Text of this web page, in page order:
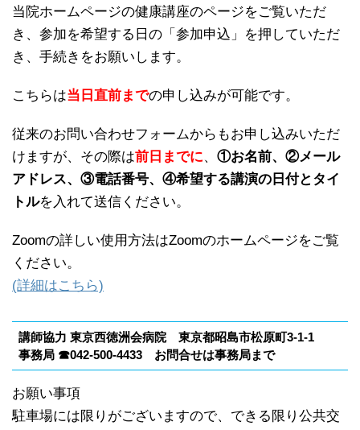
当院ホームページの健康講座のページをご覧いただ
き、参加を希望する日の「参加申込」を押していただ
き、手続きをお願いします。
こちらは当日直前までの申し込みが可能です。
従来のお問い合わせフォームからもお申し込みいただ
けますが、その際は前日までに、 ①お名前、②メール
アドレス、③電話番号、④希望する講演の日付とタイ
トルを入れて送信ください。
Zoomの詳しい使用方法はZoomのホームページをご覧
ください。
(詳細はこちら)
講師協力 東京西徳洲会病院 東京都昭島市松原町3-1-1
事務局 ☎042-500-4433 お問合せは事務局まで
お願い事項
駐車場には限りがございますので、できる限り公共交